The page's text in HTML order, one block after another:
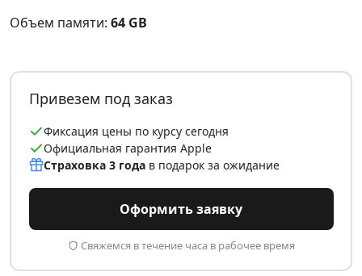
Объем памяти: 64 GB
Привезем под заказ
Фиксация цены по курсу сегодня
Официальная гарантия Apple
Страховка 3 годав подарок за ожидание
Оформить заявку
Свяжемся в течение часа в рабочее время